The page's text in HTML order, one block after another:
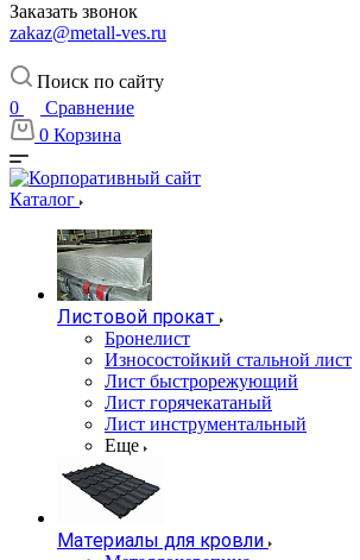
Заказать звонок
zakaz@metall-ves.ru
Поиск по сайту
0
Сравнение
0 Корзина
Каталог
Листовой прокат
Бронелист
Износостойкий стальной лист
Лист быстрорежующий
Лист горячекатаный
Лист инструментальный
Еще
Материалы для кровли